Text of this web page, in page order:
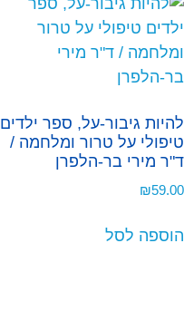
להיות גיבור-על, ספר ילדים
טיפולי על טרור ומלחמה /
ד"ר מירי בר-הלפרן
₪59.00
הוספה לסל